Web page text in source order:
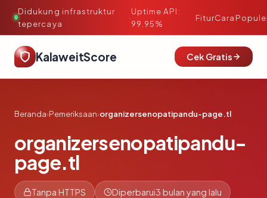
Didukung infrastruktur
tepercaya
·
Uptime API:
99.95%
FiturCara
KalaweitScore Cek Gratis
Beranda›Pemeriksaan›organizersenopatipandu-page.tl
organizersenopatipandu-
page.tl
Tanpa HTTPS Diperbarui3 bulan yang lalu